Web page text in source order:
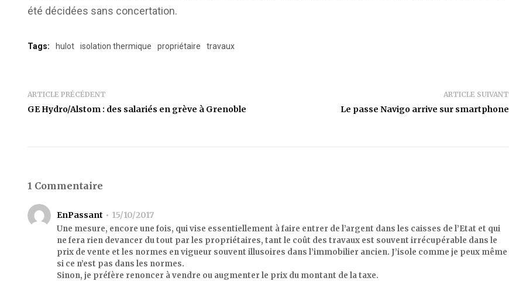
été décidées sans concertation.
Tags: hulot isolation thermique propriétaire travaux
ARTICLE PRÉCÉDENT
GE Hydro/Alstom : des salariés en grève à Grenoble
ARTICLE SUIVANT
Le passe Navigo arrive sur smartphone
1 Commentaire
EnPassant 15/10/2017
Une mesure, encore une fois, qui vise essentiellement à faire entrer de l’argent dans les caisses de l’Etat et qui
ne fera rien devancer du tout par les propriétaires, tant le coût des travaux est souvent irrécupérable dans le
prix de vente et les normes en vigueur souvent illusoires dans l’immobilier ancien. J’isole comme je peux même
si ce n’est pas dans les normes.
Sinon, je préfère renoncer à vendre ou augmenter le prix du montant de la taxe.